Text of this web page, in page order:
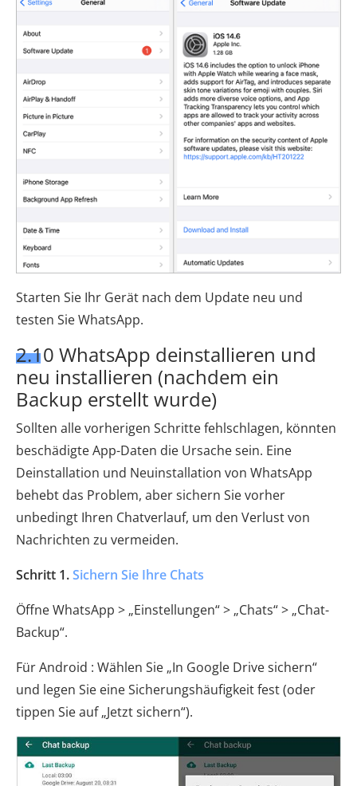
Starten Sie Ihr Gerät nach dem Update neu und
testen Sie WhatsApp.
2.10 WhatsApp deinstallieren und
neu installieren (nachdem ein
Backup erstellt wurde)
Sollten alle vorherigen Schritte fehlschlagen, könnten
beschädigte App-Daten die Ursache sein. Eine
Deinstallation und Neuinstallation von WhatsApp
behebt das Problem, aber sichern Sie vorher
unbedingt Ihren Chatverlauf, um den Verlust von
Nachrichten zu vermeiden.
Schritt 1.Sichern Sie Ihre Chats
Öffne WhatsApp > „Einstellungen“ > „Chats“ > „Chat-
Backup“.
Für Android : Wählen Sie „In Google Drive sichern“
und legen Sie eine Sicherungshäufigkeit fest (oder
tippen Sie auf „Jetzt sichern“).